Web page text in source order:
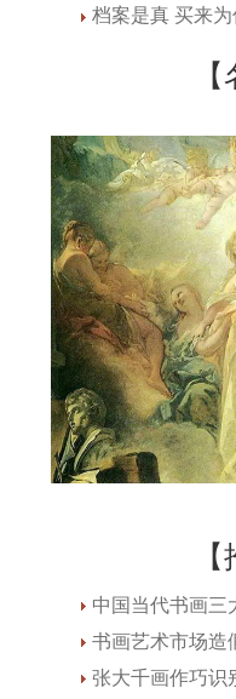
档案是真 买来
中国当代书画三
书画艺术市场造
张大千画作巧识